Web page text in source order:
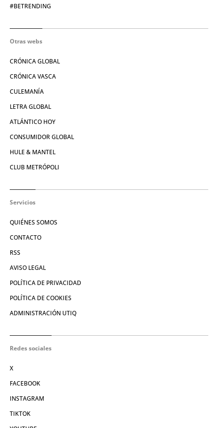
#BETRENDING
Otras webs
CRÓNICA GLOBAL
CRÓNICA VASCA
CULEMANÍA
LETRA GLOBAL
ATLÁNTICO HOY
CONSUMIDOR GLOBAL
HULE & MANTEL
CLUB METRÓPOLI
Servicios
QUIÉNES SOMOS
CONTACTO
RSS
AVISO LEGAL
POLÍTICA DE PRIVACIDAD
POLÍTICA DE COOKIES
ADMINISTRACIÓN UTIQ
Redes sociales
X
FACEBOOK
INSTAGRAM
TIKTOK